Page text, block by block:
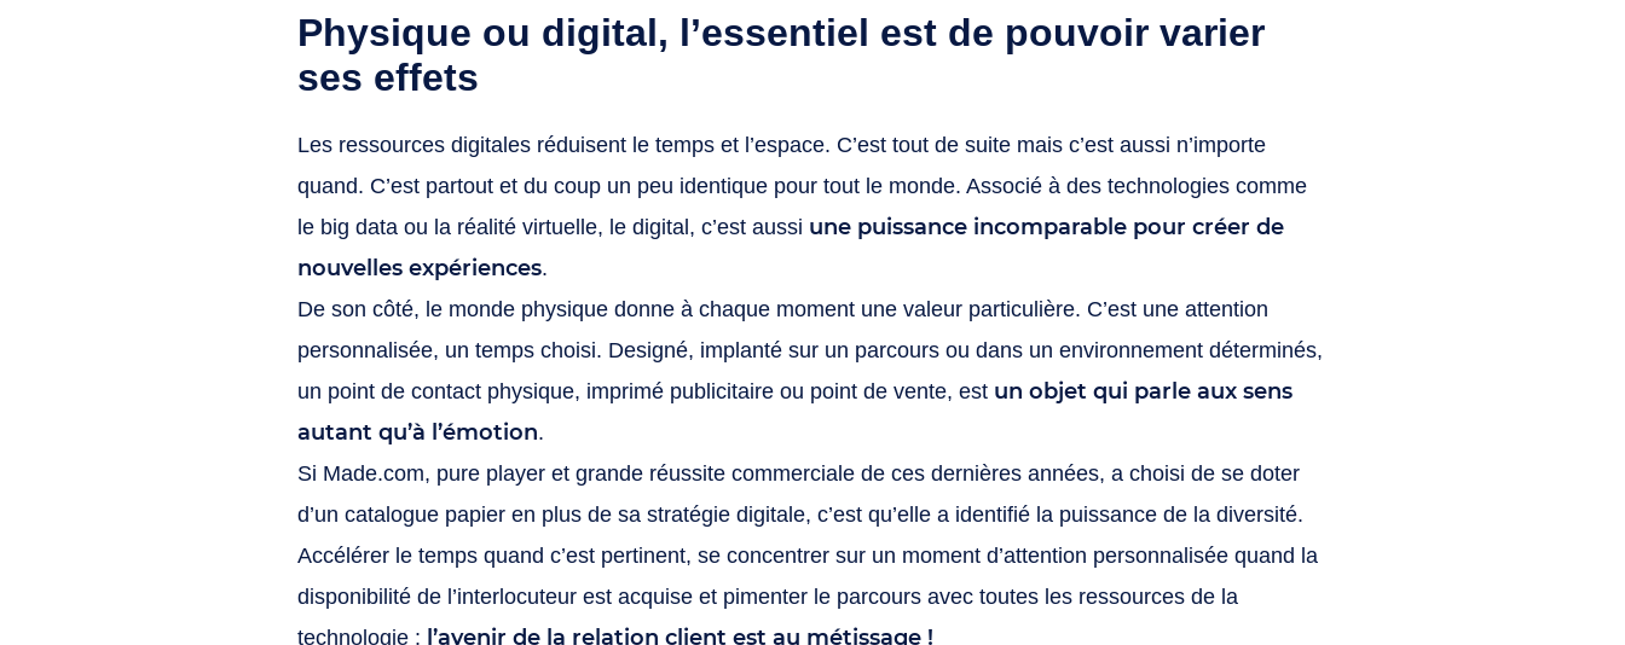
Physique ou digital, l’essentiel est de pouvoir varier
ses effets
Les ressources digitales réduisent le temps et l’espace. C’est tout de suite mais c’est aussi n’importe
quand. C’est partout et du coup un peu identique pour tout le monde. Associé à des technologies comme
le big data ou la réalité virtuelle, le digital, c’est aussi une puissance incomparable pour créer de
nouvelles expériences.
De son côté, le monde physique donne à chaque moment une valeur particulière. C’est une attention
personnalisée, un temps choisi. Designé, implanté sur un parcours ou dans un environnement déterminés,
un point de contact physique, imprimé publicitaire ou point de vente, est un objet qui parle aux sens
autant qu’à l’émotion.
Si Made.com, pure player et grande réussite commerciale de ces dernières années, a choisi de se doter
d’un catalogue papier en plus de sa stratégie digitale, c’est qu’elle a identifié la puissance de la diversité.
Accélérer le temps quand c’est pertinent, se concentrer sur un moment d’attention personnalisée quand la
disponibilité de l’interlocuteur est acquise et pimenter le parcours avec toutes les ressources de la
technologie : l’avenir de la relation client est au métissage !